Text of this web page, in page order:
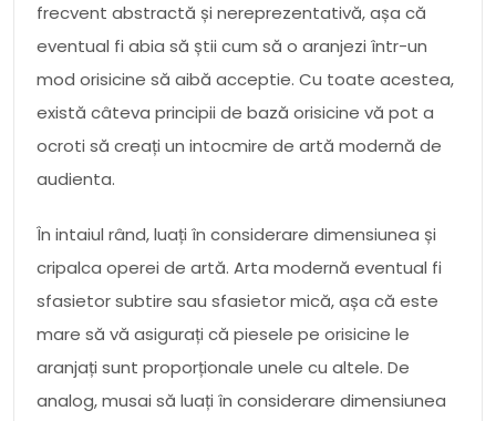
frecvent abstractă și nereprezentativă, așa că
eventual fi abia să știi cum să o aranjezi într-un
mod orisicine să aibă acceptie. Cu toate acestea,
există câteva principii de bază orisicine vă pot a
ocroti să creați un intocmire de artă modernă de
audienta.
În intaiul rând, luați în considerare dimensiunea și
cripalca operei de artă. Arta modernă eventual fi
sfasietor subtire sau sfasietor mică, așa că este
mare să vă asigurați că piesele pe orisicine le
aranjați sunt proporționale unele cu altele. De
analog, musai să luați în considerare dimensiunea